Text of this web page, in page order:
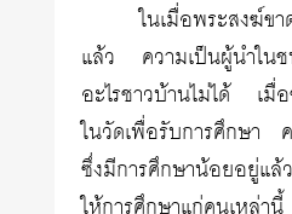
ในเมื่อพระสงฆ์ข
แล้ว ความเป็นผู้นำใ
อะไรชาวบ้านไม่ได้ เมื่อ
ในวัดเพื่อรับการศึกษา
ซึ่งมีการศึกษาน้อยอยู่แ